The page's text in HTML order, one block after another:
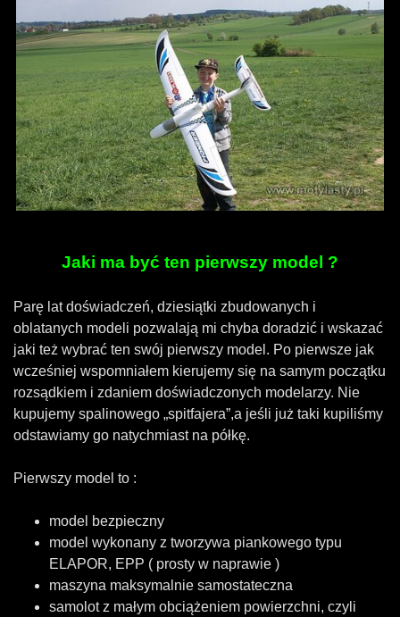
Jaki ma być ten pierwszy model ?
Parę lat doświadczeń, dziesiątki zbudowanych i
oblatanych modeli pozwalają mi chyba doradzić i wskazać
jaki też wybrać ten swój pierwszy model. Po pierwsze jak
wcześniej wspomniałem kierujemy się na samym początku
rozsądkiem i zdaniem doświadczonych modelarzy. Nie
kupujemy spalinowego „spitfajera”,a jeśli już taki kupiliśmy
odstawiamy go natychmiast na półkę.
Pierwszy model to :
model bezpieczny
model wykonany z tworzywa piankowego typu
ELAPOR, EPP ( prosty w naprawie )
maszyna maksymalnie samostateczna
samolot z małym obciążeniem powierzchni, czyli